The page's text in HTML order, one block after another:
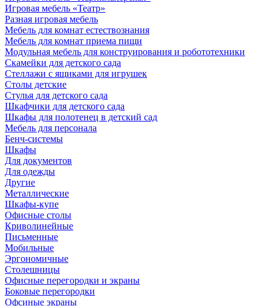
Игровая мебель «Театр»
Разная игровая мебель
Мебель для комнат естествознания
Мебель для комнат приема пищи
Модульная мебель для конструирования и робототехники
Скамейки для детского сада
Стеллажи с ящиками для игрушек
Столы детские
Стулья для детского сада
Шкафчики для детского сада
Шкафы для полотенец в детский сад
Мебель для персонала
Бенч-системы
Шкафы
Для документов
Для одежды
Другие
Металлические
Шкафы-купе
Офисные столы
Криволинейные
Письменные
Мобильные
Эргономичные
Столешницы
Офисные перегородки и экраны
Боковые перегородки
Офсиные экраны